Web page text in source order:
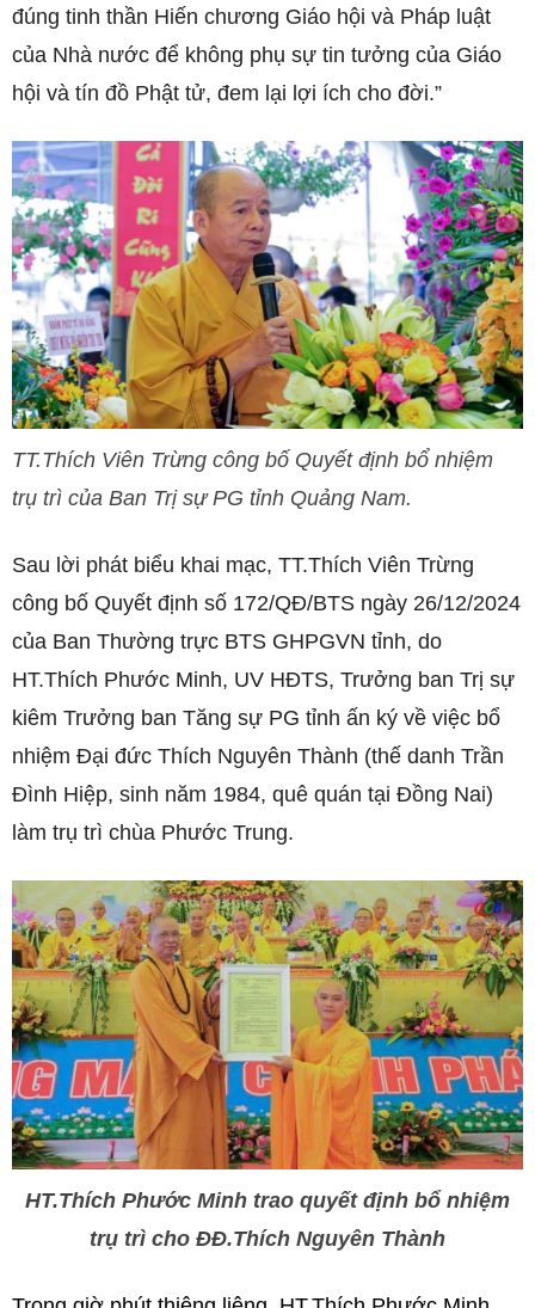
đúng tinh thần Hiến chương Giáo hội và Pháp luật
của Nhà nước để không phụ sự tin tưởng của Giáo
hội và tín đồ Phật tử, đem lại lợi ích cho đời.”
TT.Thích Viên Trừng công bố Quyết định bổ nhiệm
trụ trì của Ban Trị sự PG tỉnh Quảng Nam.
Sau lời phát biểu khai mạc, TT.Thích Viên Trừng
công bố Quyết định số 172/QĐ/BTS ngày 26/12/2024
của Ban Thường trực BTS GHPGVN tỉnh, do
HT.Thích Phước Minh, UV HĐTS, Trưởng ban Trị sự
kiêm Trưởng ban Tăng sự PG tỉnh ấn ký về việc bổ
nhiệm Đại đức Thích Nguyên Thành (thế danh Trần
Đình Hiệp, sinh năm 1984, quê quán tại Đồng Nai)
làm trụ trì chùa Phước Trung.
HT.Thích Phước Minh trao quyết định bổ nhiệm
trụ trì cho ĐĐ.Thích Nguyên Thành